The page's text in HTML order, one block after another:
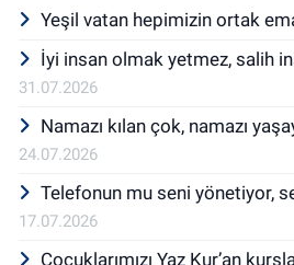
Yeşil vatan hepimizin ortak
İyi insan olmak yetmez, salih
31.07.2026
Namazı kılan çok, namazı
24.07.2026
Telefonun mu seni yönetiyor,
17.07.2026
Çocuklarımızı Yaz Kur’an